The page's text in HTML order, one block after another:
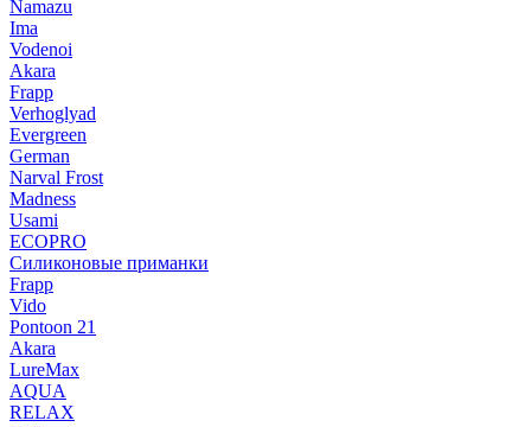
Namazu
Ima
Vodenoi
Akara
Frapp
Verhoglyad
Evergreen
German
Narval Frost
Madness
Usami
ECOPRO
Силиконовые приманки
Frapp
Vido
Pontoon 21
Akara
LureMax
AQUA
RELAX